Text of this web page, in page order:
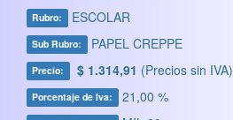
Rubro: ESCOLAR
Sub Rubro: PAPEL CREPPE
Precio: $ 1.314,91 (Precios sin IVA)
Porcentaje de Iva: 21,00 %